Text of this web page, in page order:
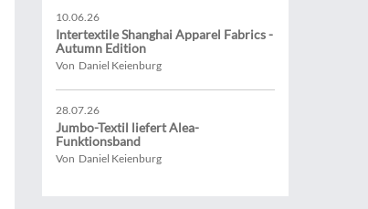
10.06.26
Intertextile Shanghai Apparel Fabrics -
Autumn Edition
Von Daniel Keienburg
28.07.26
Jumbo-Textil liefert Alea-
Funktionsband
Von Daniel Keienburg